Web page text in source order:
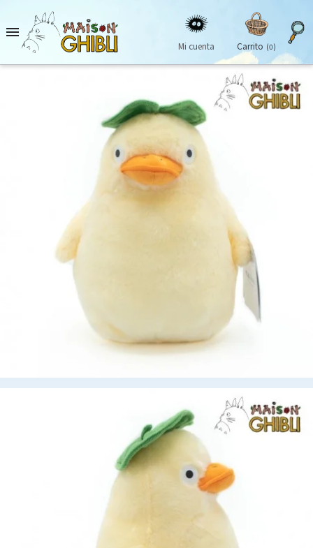

Mi cuenta Carrito (0)